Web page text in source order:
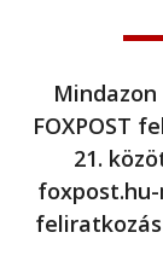
FOXPOST
21.